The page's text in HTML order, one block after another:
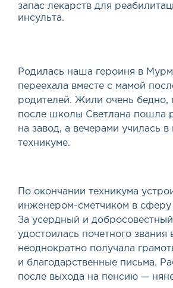
запас лекарств для
инсульта.
Родилась наша героиня в
переехала вместе с мамой
родителей. Жили очень бедно,
после школы Светлана пошла
на завод, а вечерами училась
техникуме.
По окончании техникума
инженером-сметчиком в сферу
За усердный и
удостоилась почетного звания
неоднократно получала
и благодарственные письма.
после выхода на пенсию —